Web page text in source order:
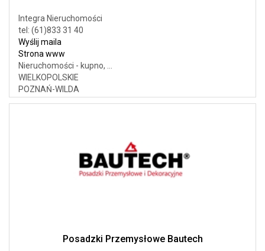
Integra Nieruchomości
tel: (61)833 31 40
Wyślij maila
Strona www
Nieruchomości - kupno, ...
WIELKOPOLSKIE
POZNAŃ-WILDA
Posadzki Przemysłowe Bautech